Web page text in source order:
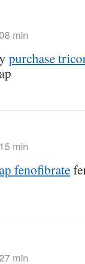
min
purchase
min
fenofibrate
min